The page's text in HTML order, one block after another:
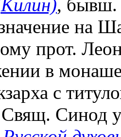
, бывш.
на
прот.
в
с
Свящ. Синод